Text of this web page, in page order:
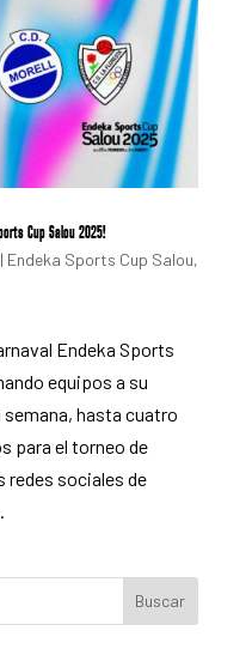
Cup Salou 2025!
| Endeka Sports Cup Salou,
Endeka Sports
equipos a su
hasta cuatro
para el torneo de
redes sociales de
Buscar